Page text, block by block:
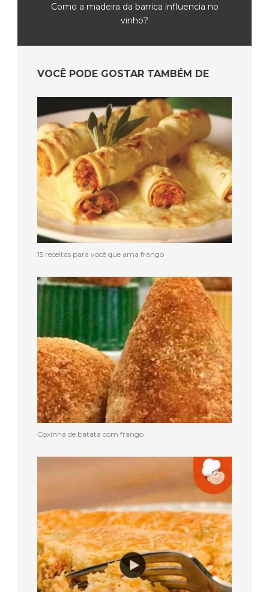
Como a madeira da barrica influencia no
vinho?
VOCÊ PODE GOSTAR TAMBÉM DE
15 receitas para você que ama frango
Coxinha de batata com frango